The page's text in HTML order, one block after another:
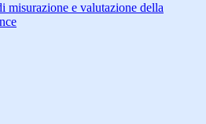
misurazione e valutazione della